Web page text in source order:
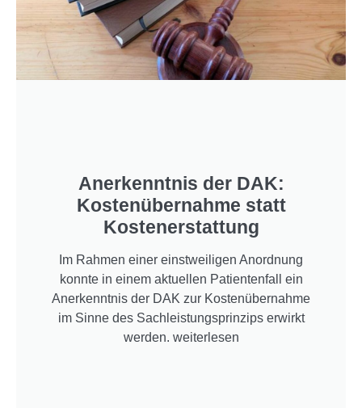
Anerkenntnis der DAK:
Kostenübernahme statt
Kostenerstattung
Im Rahmen einer einstweiligen Anordnung
konnte in einem aktuellen Patientenfall ein
Anerkenntnis der DAK zur Kostenübernahme
im Sinne des Sachleistungsprinzips erwirkt
werden. weiterlesen